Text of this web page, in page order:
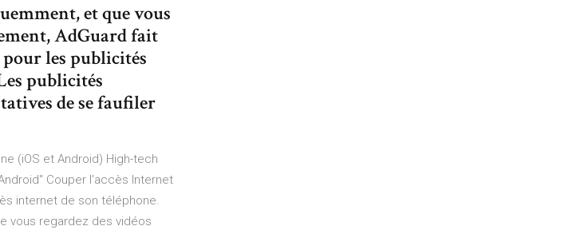
et que vous
AdGuard fait
les publicités
publicités
de se faufiler
(iOS et Android) High-tech
Couper l'accès Internet
internet de son téléphone.
vous regardez des vidéos